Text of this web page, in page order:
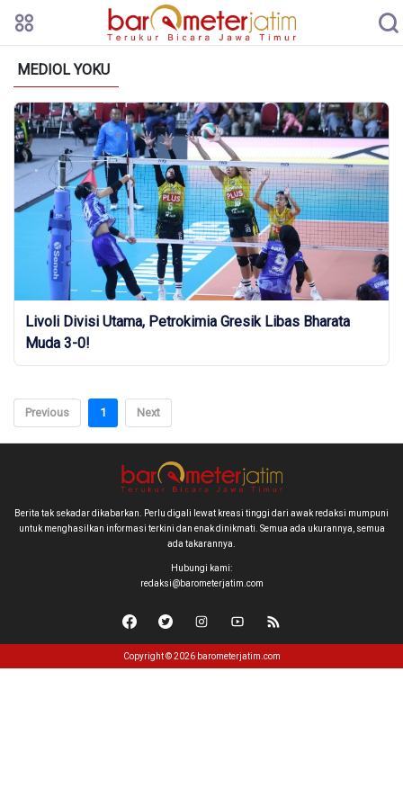
MEDIOL YOKU
Livoli Divisi Utama, Petrokimia Gresik Libas Bharata
Muda 3-0!
Previous 1 Next
Berita tak sekadar dikabarkan. Perlu digali lewat kreasi tinggi dari awak redaksi mumpuni
untuk menghasilkan informasi terkini dan enak dinikmati. Semua ada ukurannya, semua
ada takarannya.
Hubungi kami:
redaksi@barometerjatim.com
Copyright © 2026 barometerjatim.com